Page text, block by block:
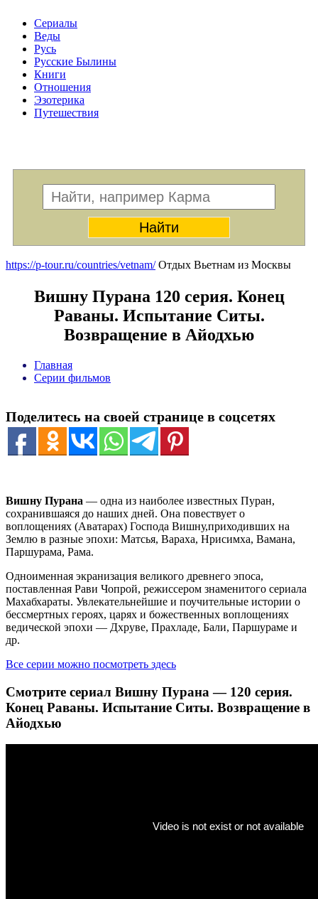
Сериалы
Веды
Русь
Русские Былины
Книги
Отношения
Эзотерика
Путешествия
https://p-tour.ru/countries/vetnam/Отдых Вьетнам из Москвы
Вишну Пурана 120 серия. Конец
Раваны. Испытание Ситы.
Возвращение в Айодхью
Главная
Серии фильмов
Поделитесь на своей странице в соцсетях
Вишну Пурана — одна из наиболее известных Пуран,
сохранившаяся до наших дней. Она повествует о
воплощениях (Аватарах) Господа Вишну,приходивших на
Землю в разные эпохи: Матсья, Вараха, Нрисимха, Вамана,
Паршурама, Рама.
Одноименная экранизация великого древнего эпоса,
поставленная Рави Чопрой, режиссером знаменитого сериала
Махабхараты. Увлекательнейшие и поучительные истории о
бессмертных героях, царях и божественных воплощениях
ведической эпохи — Дхруве, Прахладе, Бали, Паршураме и
др.
Все серии можно посмотреть здесь
Смотрите сериал Вишну Пурана — 120 серия.
Конец Раваны. Испытание Ситы. Возвращение в
Айодхью